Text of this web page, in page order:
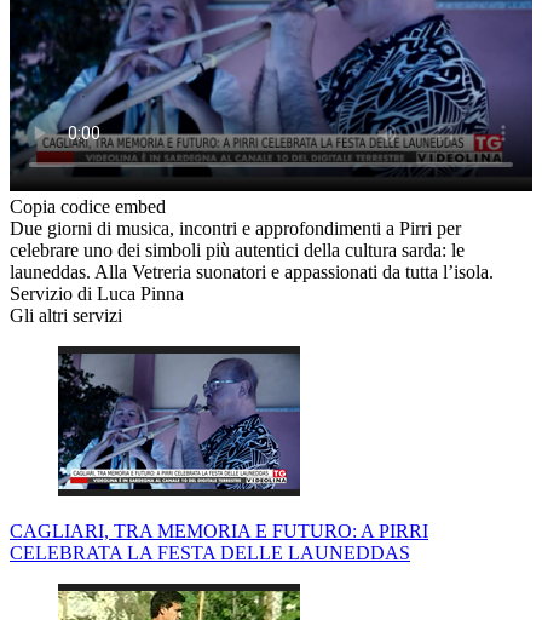
Copia codice embed
Due giorni di musica, incontri e approfondimenti a Pirri per
celebrare uno dei simboli più autentici della cultura sarda: le
launeddas. Alla Vetreria suonatori e appassionati da tutta l’isola.
Servizio di Luca Pinna
Gli altri servizi
CAGLIARI, TRA MEMORIA E FUTURO: A PIRRI
CELEBRATA LA FESTA DELLE LAUNEDDAS